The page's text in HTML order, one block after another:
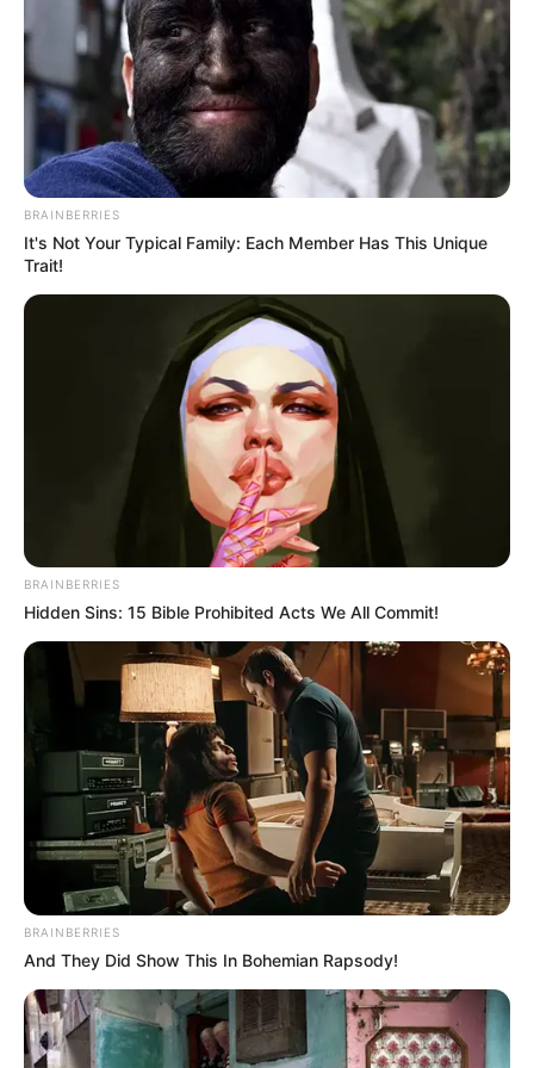
Ku tak bisa jauh, jauh darimu
Ku tak bisa jauh, jauh darimu
Lalu mau apa lagi
Kalau kita sudah nggak saling mengerti?
Sampai kapan bertahan seperti ini?
Dua hati bercampur emosi
Tapi ku tak bisa jauh, jauh darimu
Ku tak bisa jauh, jauh darimu
2. Judika – Putus atau Terus
BRAINBERRIES
It's Not Your Typical Family: Each Member Has This Unique
Trait!
BRAINBERRIES
Hidden Sins: 15 Bible Prohibited Acts We All Commit!
BRAINBERRIES
And They Did Show This In Bohemian Rapsody!